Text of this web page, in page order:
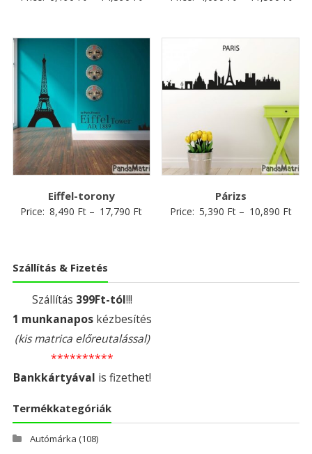
Eiffel-torony
Price: 8,490 Ft – 17,790 Ft
Párizs
Price: 5,390 Ft– 10,890 Ft
Szállítás & Fizetés
Szállítás 399Ft-tól!!!
1 munkanaposkézbesítés
(kis matrica előreutalással)
**********
Bankkártyával is fizethet!
Termékkategóriák
Autómárka (108)